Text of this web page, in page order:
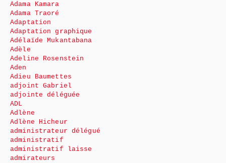
Adama Kamara
Adama Traoré
Adaptation
Adaptation graphique
Adélaïde Mukantabana
Adèle
Adeline Rosenstein
Aden
Adieu Baumettes
adjoint Gabriel
adjointe déléguée
ADL
Adlène
Adlène Hicheur
administrateur délégué
administratif
administratif laisse
admirateurs